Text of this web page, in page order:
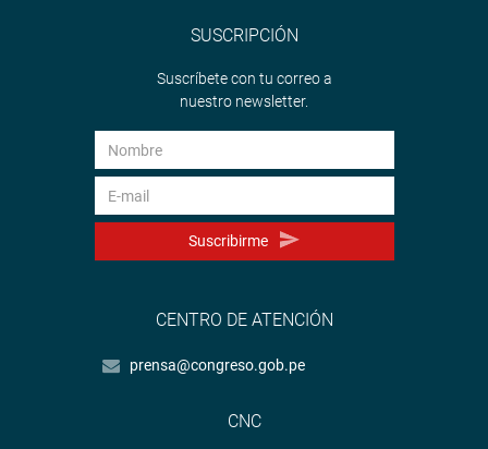
SUSCRIPCIÓN
Suscríbete con tu correo a
nuestro newsletter.
Suscribirme
CENTRO DE ATENCIÓN
prensa@congreso.gob.pe
CNC